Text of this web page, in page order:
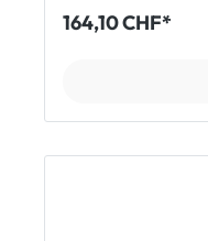
Winkel verstellen. Im Lieferumfang sind zwei Haken
enthalten. Mit zwei
Haken eine
164,10 CHF*